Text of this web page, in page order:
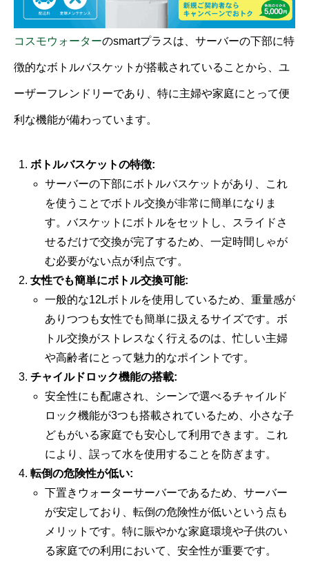
コスモウォーターのsmartプラスは、サーバーの下部に特
徴的なボトルバスケットが搭載されていることから、ユ
ーザーフレンドリーであり、特に主婦や家庭にとって便
利な機能が備わっています。
ボトルバスケットの特徴:
サーバーの下部にボトルバスケットがあり、これ
を使うことでボトル交換が非常に簡単になりま
す。バスケットにボトルをセットし、スライドさ
せるだけで交換が完了するため、一定時間しゃが
む必要がない点が利点です。
女性でも簡単にボトル交換可能:
一般的な12Lボトルを使用しているため、重量感が
ありつつも女性でも簡単に扱えるサイズです。ボ
トル交換がストレスなく行えるのは、忙しい主婦
や高齢者にとって魅力的なポイントです。
チャイルドロック機能の搭載:
安全性にも配慮され、シーンで選べるチャイルド
ロック機能が3つも搭載されているため、小さな子
どもがいる家庭でも安心して利用できます。これ
により、誤って水を使用することを防ぎます。
転倒の危険性が低い:
下置きウォーターサーバーであるため、サーバー
が安定しており、転倒の危険性が低いという点も
メリットです。特に賑やかな家庭環境や子供のい
る家庭での利用において、安全性が重要です。